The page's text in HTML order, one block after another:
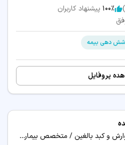
100٪ پیشنهاد کاربران
دهی بیمه
پروفایل
فوق تخصص گوارش و کبد بالغین / متخصص بیماری‌های داخلی